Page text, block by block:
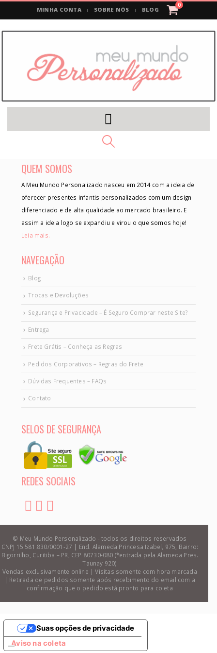
MINHA CONTA SOBRE NÓS BLOG
0
QUEM SOMOS
A Meu Mundo Personalizado nasceu em 2014 com a ideia de
oferecer presentes infantis personalizados com um design
diferenciado e de alta qualidade ao mercado brasileiro. E
assim a ideia logo se expandiu e virou o que somos hoje!
Leia mais.
NAVEGAÇÃO
Blog
Trocas e Devoluções
Segurança e Privacidade – É Seguro Comprar neste Site?
Entrega
Frete Grátis – Conheça as Regras
Pedidos Corporativos – Regras do Frete
Dúvidas Frequentes – FAQs
Contato
SELOS DE SEGURANÇA
REDES SOCIAIS
© Meu Mundo Personalizado - todos os direitos reservados
CNPJ 15.581.830/0001-27 | End. Alameda Princesa Izabel, 975, Bairro:
Bigorrilho, Curitiba – PR, CEP 80730-080 (*entrada pela Alameda Pres.
Taunay 920)
Vendas exclusivamente online | Visitas somente com hora marcada
| Retirada de pedidos somente após recebimento do email com a
confirmação que o pedido está pronto para coleta
Aviso na coleta
Suas opções de privacidade